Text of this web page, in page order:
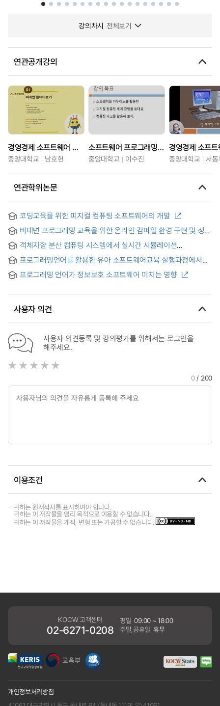
강의차시 전체보기
연관공개강의
경영경제 소프트웨어 프로그래밍
중앙대학교 남호헌
소프트웨어 프로그래밍과 피지컬 컴퓨팅
중앙대학교 이수진 중앙대학교 서
연관학위논문
코딩교육을 위한 피지컬 컴퓨팅 소프트웨어의 개발
비대면 프로그래밍 교육을 위한 온라인 컴파일 환경 구현 및 성능
environment for non-face-to-face programming
education
객체지향 분산 컴퓨팅 시스템에서 실시간 시뮬레이션
프로그래밍언어를 활용한 유아 소프트웨어교육 실행과정에서
Programming Language during Software Activities
프로그래밍 언어가 정보보호 소프트웨어 미치는 영향
사용자 의견
사용자 의견등록 및 강의평가를 위해서는 로그인을
해주세요.
0/ 200
이용조건
귀하는 원저작자를 표시하여야 합니다.
귀하는 이 저작물을 영리 목적으로 이용할 수 없습니다.
귀하는 이 저작물을 개작, 변형 또는 가공할 수 없습니다.
KOCW 고객센터
02-6271-0208
평일 09:00 ~ 18:00
주말,공휴일 휴무
개인정보처리방침